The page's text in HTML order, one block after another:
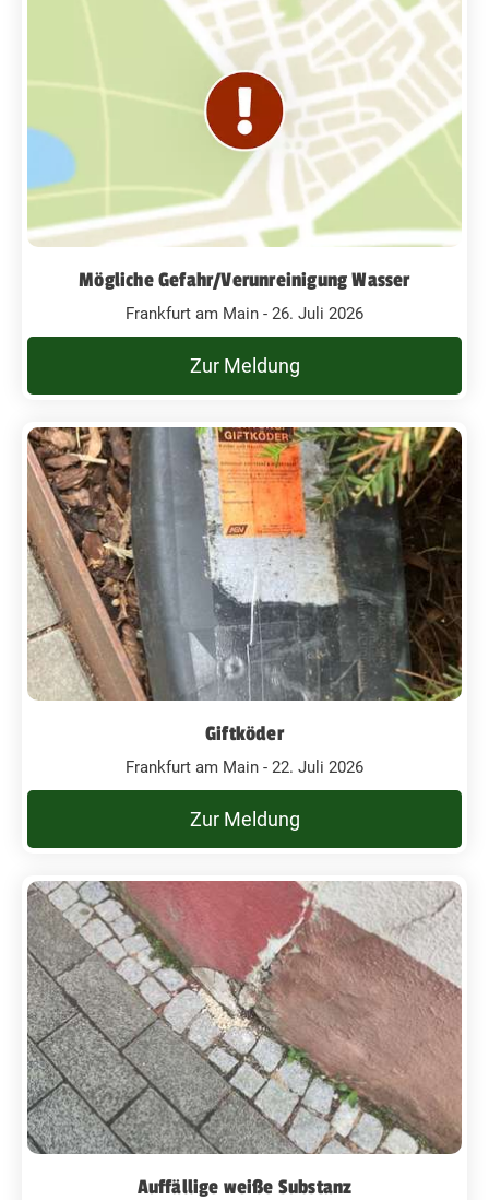
Mögliche Gefahr/Verunreinigung Wasser
Frankfurt am Main - 26. Juli 2026
Zur Meldung
Giftköder
Frankfurt am Main - 22. Juli 2026
Zur Meldung
Auffällige weiße Substanz